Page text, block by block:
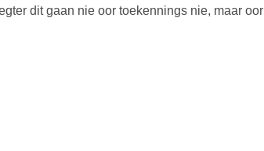
dit gaan nie oor toekennings nie, maar oor